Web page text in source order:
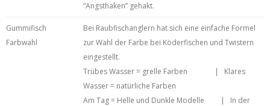
“Angsthaken” gehakt.
Gummifisch
Farbwahl
Bei Raubfischanglern hat sich eine einfache Formel
zur Wahl der Farbe bei Köderfischen und Twistern
eingestellt.
Trübes Wasser = grelle Farben | Klares
Wasser = natürliche Farben
Am Tag = Helle und Dunkle Modelle | In der